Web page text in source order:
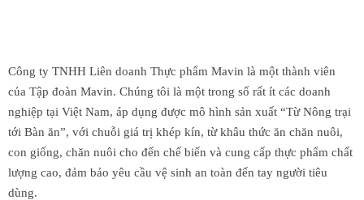
Công ty TNHH Liên doanh Thực phẩm Mavin là một thành viên
của Tập đoàn Mavin. Chúng tôi là một trong số rất ít các doanh
nghiệp tại Việt Nam, áp dụng được mô hình sản xuất “Từ Nông trại
tới Bàn ăn”, với chuỗi giá trị khép kín, từ khâu thức ăn chăn nuôi,
con giống, chăn nuôi cho đến chế biến và cung cấp thực phẩm chất
lượng cao, đảm bảo yêu cầu vệ sinh an toàn đến tay người tiêu
dùng.